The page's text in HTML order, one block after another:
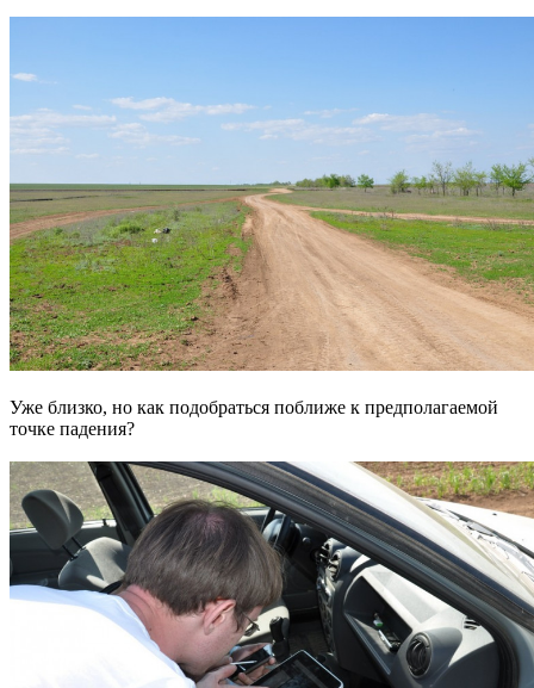
Уже близко, но как подобраться поближе к предполагаемой
точке падения?